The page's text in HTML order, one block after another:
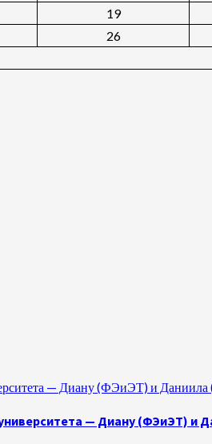
19
26
— Диану (ФЭиЭТ) и
— Диану (ФЭиЭТ)